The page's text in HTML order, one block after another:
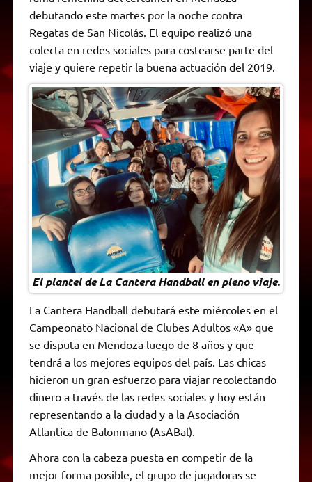
A
p
p
a
m
e
r
o
o
k
g
e
n
k
r
i
n
d
l
y
debutando este martes por la noche contra
Regatas de San Nicolás. El equipo realizó una
colecta en redes sociales para costearse parte del
viaje y quiere repetir la buena actuación del 2019.
El plantel de La Cantera Handball en pleno viaje.
La Cantera Handball debutará este miércoles en el
Campeonato Nacional de Clubes Adultos «A» que
se disputa en Mendoza luego de 8 años y que
tendrá a los mejores equipos del país. Las chicas
hicieron un gran esfuerzo para viajar recolectando
dinero a través de las redes sociales y hoy están
representando a la ciudad y a la Asociación
Atlantica de Balonmano (AsABal).
Ahora con la cabeza puesta en competir de la
mejor forma posible, el grupo de jugadoras se